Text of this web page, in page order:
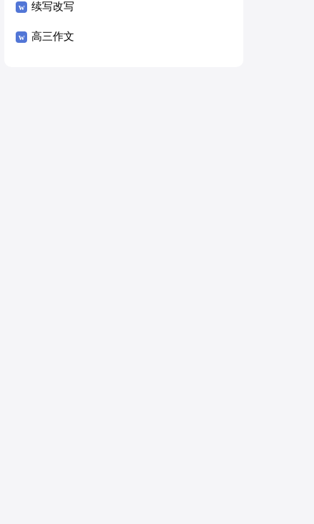
续写改写
高三作文